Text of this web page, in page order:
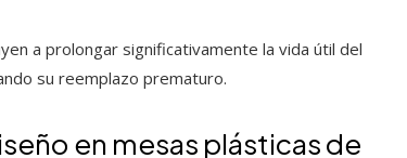
a prolongar significativamente la vida útil del
su reemplazo prematuro.
en mesas plásticas de